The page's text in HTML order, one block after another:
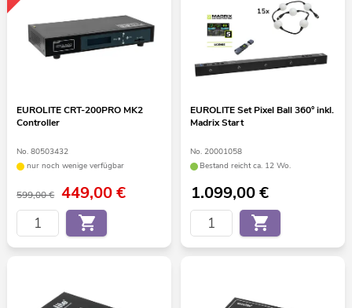
EUROLITE CRT-200PRO MK2
Controller
No. 80503432
nur noch wenige verfügbar
599,00 € 449,00€
EUROLITE Set Pixel Ball 360° inkl.
Madrix Start
No. 20001058
Bestand reicht ca. 12 Wo.
1.099,00€